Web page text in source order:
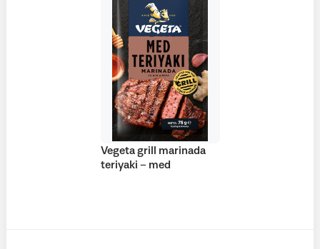
Vegeta grill marinada
teriyaki – med